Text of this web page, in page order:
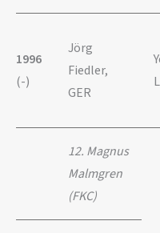
1996
(-)
Jörg
Fiedler,
GER
12. Magnus
Malmgren
(FKC)